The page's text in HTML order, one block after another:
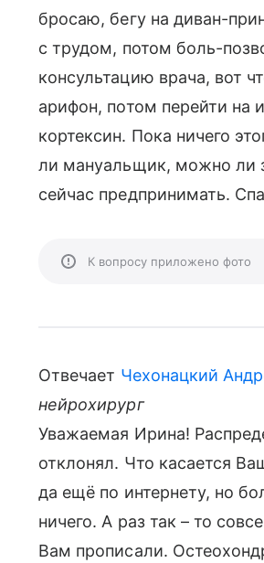
бросаю, бегу на диван-
с трудом, потом боль-
консультацию врача, вот
арифон, потом перейти на
кортексин. Пока ничего
ли мануальщик, можно ли
сейчас предпринимать.
К вопросу приложено фото
Отвечает Чехонацкий
нейрохирург
Уважаемая Ирина!
отклонял. Что касается
да ещё по интернету, но
ничего. А раз так – то
Вам прописали.